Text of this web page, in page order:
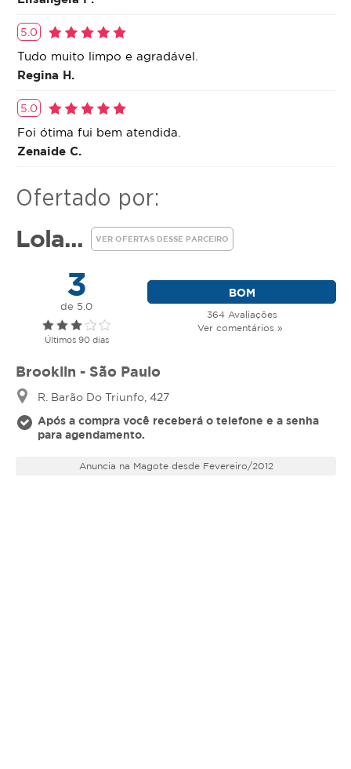
5.0
Tudo muito limpo e agradável.
Regina H.
5.0
Foi ótima fui bem atendida.
Zenaide C.
Ofertado por:
Lola... VER OFERTAS DESSE PARCEIRO
3
de 5.0
Últimos 90 dias
BOM
364 Avaliações
Ver comentários »
Brooklin - São Paulo
R. Barão Do Triunfo, 427
Após a compra você receberá o telefone e a senha
para agendamento.
Anuncia na Magote desde Fevereiro/2012